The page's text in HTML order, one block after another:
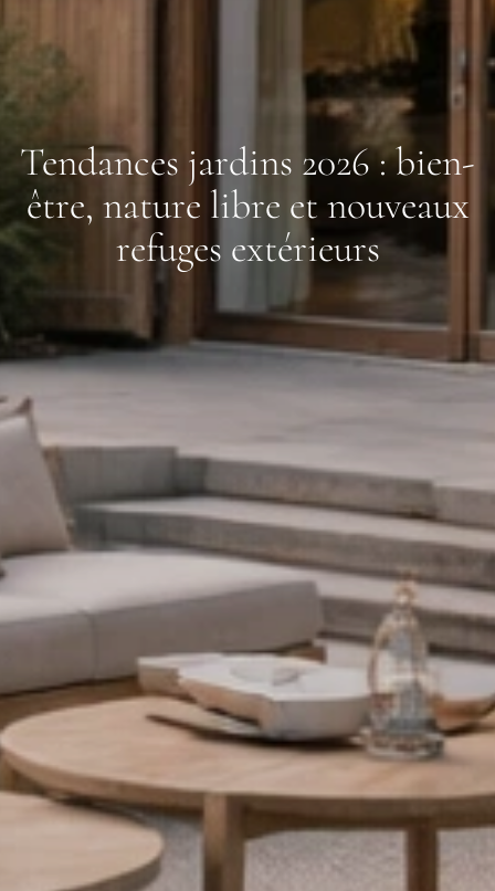
Tendances jardins 2026 : bien-
être, nature libre et nouveaux
refuges extérieurs